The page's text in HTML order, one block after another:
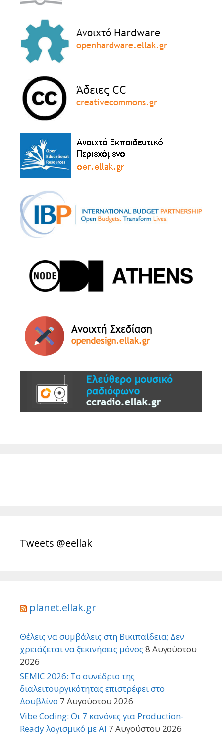
Tweets @eellak
planet.ellak.gr
Θέλεις να συμβάλεις στη Βικιπαίδεια; Δεν
χρειάζεται να ξεκινήσεις μόνος 8 Αυγούστου
2026
SEMIC 2026: Το συνέδριο της
διαλειτουργικότητας επιστρέφει στο
Δουβλίνο 7 Αυγούστου 2026
Vibe Coding: Οι 7 κανόνες για Production-
Ready λογισμικό με AI 7 Αυγούστου 2026